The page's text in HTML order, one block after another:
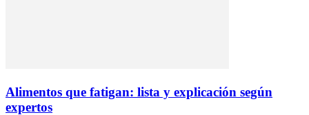
Alimentos que fatigan: lista y explicación según
expertos